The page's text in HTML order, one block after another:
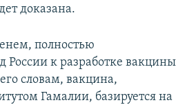
доказана.
полностью
России к разработке вакцины
словам, вакцина,
Гамалии, базируется на